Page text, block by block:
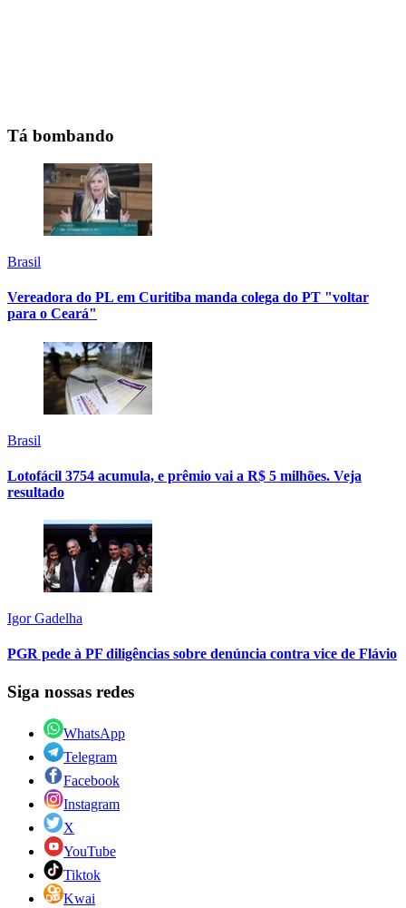
Tá bombando
Brasil
Vereadora do PL em Curitiba manda colega do PT "voltar
para o Ceará"
Brasil
Lotofácil 3754 acumula, e prêmio vai a R$ 5 milhões. Veja
resultado
Igor Gadelha
PGR pede à PF diligências sobre denúncia contra vice de Flávio
Siga nossas redes
WhatsApp
Telegram
Facebook
Instagram
X
YouTube
Tiktok
Kwai